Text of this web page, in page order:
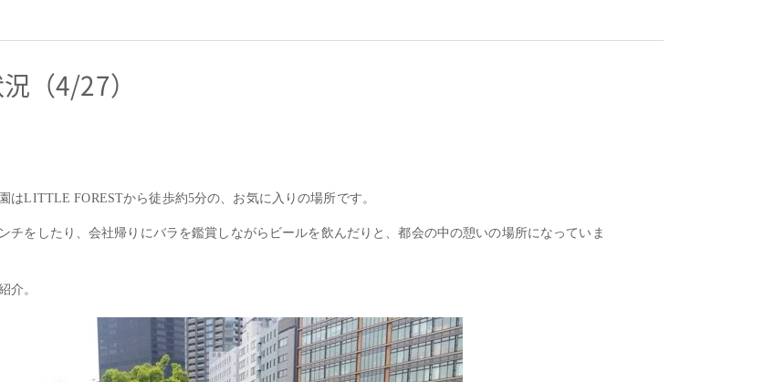
（4/27）
はLITTLE FORESTから徒歩約5分の、お気に入りの場所です。
チをしたり、会社帰りにバラを鑑賞しながらビールを飲んだりと、都会の中の憩いの場所になっていま
介。